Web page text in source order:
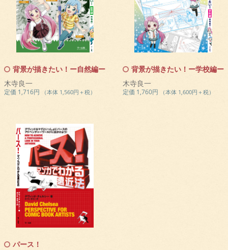
背景が描きたい！ー自然編ー
木寺良一
定価 1,716円 （本体 1,560円＋税）
背景が描きたい！ー学校編ー
木寺良一
定価 1,760円 （本体 1,600円＋税）
パース！